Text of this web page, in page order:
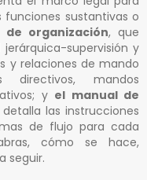
sustantivas o
de organización, que
supervisión y
y relaciones de mando
directivos, mandos
y el manual de
las instrucciones
de flujo para cada
cómo se hace,
seguir.